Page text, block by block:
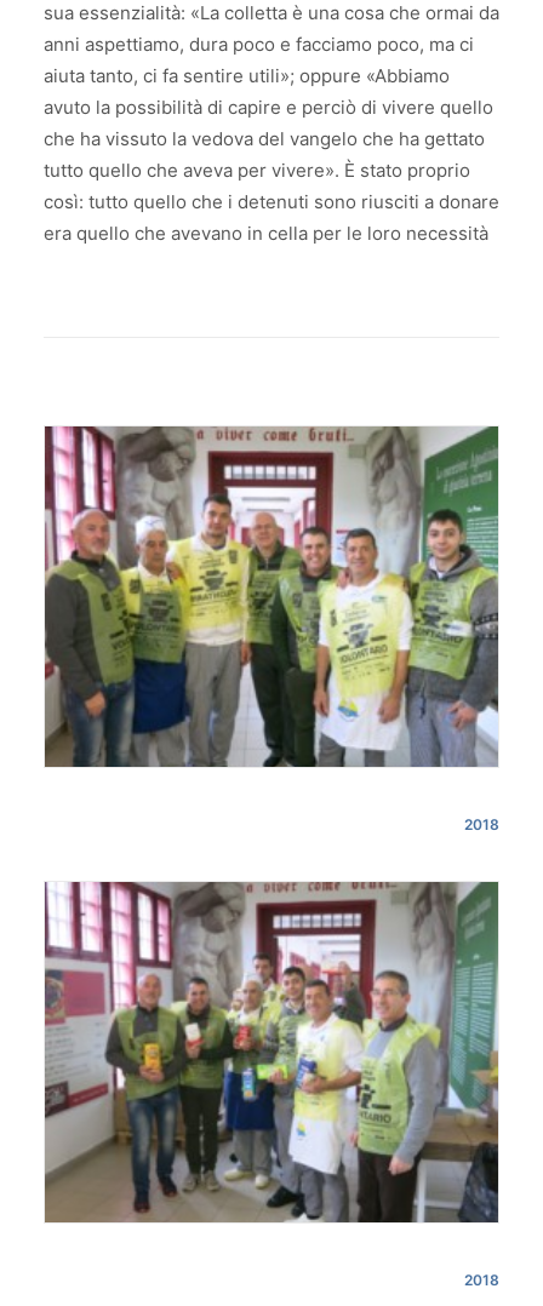
sua essenzialità: «La colletta è una cosa che ormai da
anni aspettiamo, dura poco e facciamo poco, ma ci
aiuta tanto, ci fa sentire utili»; oppure «Abbiamo
avuto la possibilità di capire e perciò di vivere quello
che ha vissuto la vedova del vangelo che ha gettato
tutto quello che aveva per vivere». È stato proprio
così: tutto quello che i detenuti sono riusciti a donare
era quello che avevano in cella per le loro necessità
2018
2018